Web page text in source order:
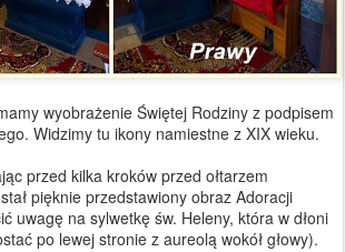
wyobrażenie Świętej Rodziny z podpisem
Widzimy tu ikony namiestne z XIX wieku.
przed kilka kroków przed ołtarzem
pięknie przedstawiony obraz Adoracji
uwagę na sylwetkę św. Heleny, która w dłoni
po lewej stronie z aureolą wokół głowy).